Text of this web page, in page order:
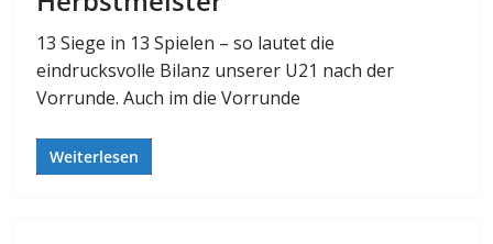
13 Siege in 13 Spielen – so lautet die
eindrucksvolle Bilanz unserer U21 nach der
Vorrunde. Auch im die Vorrunde
Weiterlesen